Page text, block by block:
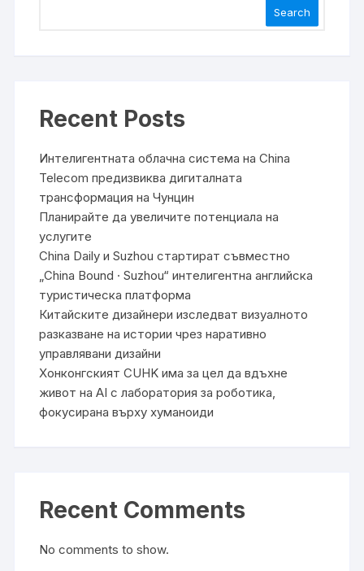
Search
Recent Posts
Интелигентната облачна система на China
Telecom предизвиква дигиталната
трансформация на Чунцин
Планирайте да увеличите потенциала на
услугите
China Daily и Suzhou стартират съвместно
„China Bound · Suzhou“ интелигентна английска
туристическа платформа
Китайските дизайнери изследват визуалното
разказване на истории чрез наративно
управлявани дизайни
Хонконгският CUHK има за цел да вдъхне
живот на AI с лаборатория за роботика,
фокусирана върху хуманоиди
Recent Comments
No comments to show.